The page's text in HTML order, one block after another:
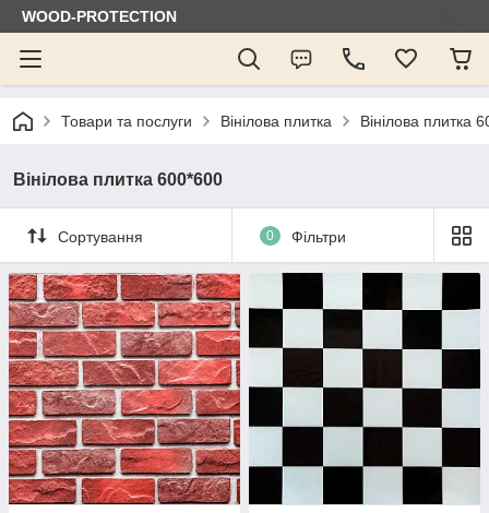
WOOD-PROTECTION
Товари та послуги Вінілова плитка Вінілова плитка
Вінілова плитка 600*600
Сортування 0 Фільтри